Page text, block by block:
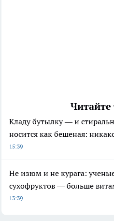
Читайте
Кладу бутылку — и
носится как бешеная:
15:39
Не изюм и не курага:
сухофруктов — больше
13:39